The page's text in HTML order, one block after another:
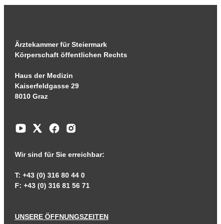
Ärztekammer für Steiermark
Körperschaft öffentlichen Rechts
Haus der Medizin
Kaiserfeldgasse 29
8010 Graz
Wir sind für Sie erreichbar:
T: +43 (0) 316 80 44 0
F: +43 (0) 316 81 56 71
UNSERE ÖFFNUNGSZEITEN